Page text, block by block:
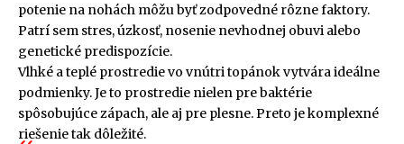
potenie na nohách môžu byť zodpovedné rôzne faktory.
Patrí sem stres, úzkosť, nosenie nevhodnej obuvi alebo
genetické predispozície.
Vlhké a teplé prostredie vo vnútri topánok vytvára ideálne
podmienky. Je to prostredie nielen pre baktérie
spôsobujúce zápach, ale aj pre plesne. Preto je komplexné
riešenie tak dôležité.